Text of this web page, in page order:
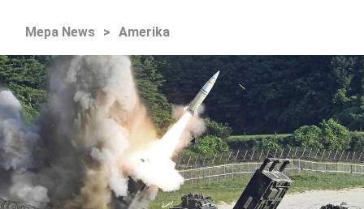
Mepa News > Amerika